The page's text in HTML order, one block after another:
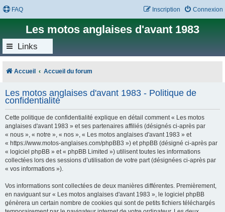
FAQ Connexion
Inscription
Les motos anglaises d'avant 1983
Links
Accueil Accueil du forum
Les motos anglaises d'avant 1983 - Politique de
confidentialité
Cette politique de confidentialité explique en détail comment « Les motos
anglaises d'avant 1983 » et ses partenaires affiliés (désignés ci-après par
« nous », « notre », « nos », « Les motos anglaises d'avant 1983 » et
« https://www.motos-anglaises.com/phpBB3 ») et phpBB (désigné ci-après par
« logiciel phpBB » et « phpBB Limited ») utilisent toutes les informations
collectées lors des sessions d’utilisation de votre part (désignées ci-après par
« vos informations »).
Vos informations sont collectées de deux manières différentes. Premièrement,
en naviguant sur « Les motos anglaises d'avant 1983 », le logiciel phpBB
génèrera un certain nombre de cookies qui sont de petits fichiers téléchargés